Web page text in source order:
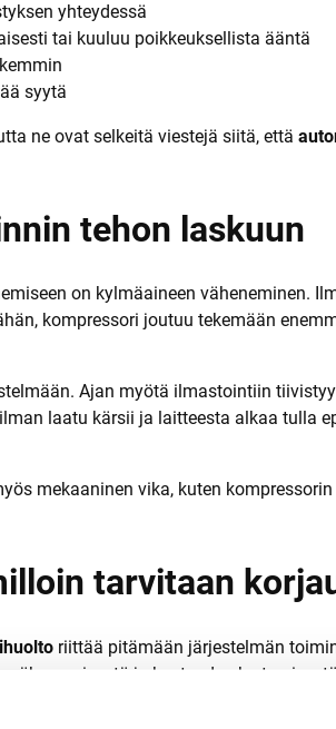
yhteydessä
tai kuuluu poikkeuksellista ääntä
syytä
ne ovat selkeitä viestejä siitä, että
tehon laskuun
on kylmäaineen väheneminen.
kompressori joutuu tekemään
Ajan myötä ilmastointiin
laatu kärsii ja laitteesta alkaa tulla
mekaaninen vika, kuten
tarvitaan
riittää pitämään järjestelmän
ja kosteuden
kuivaus ja testaus.